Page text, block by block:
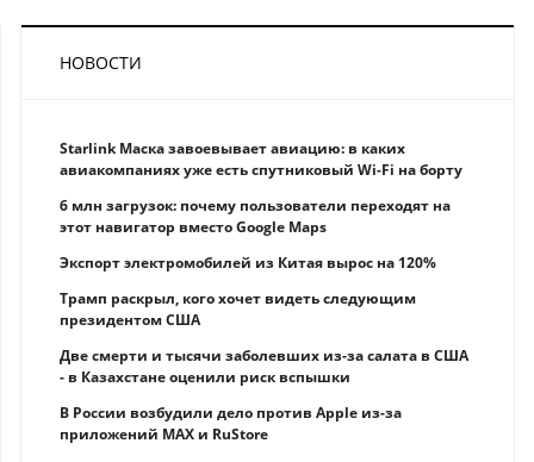
НОВОСТИ
Starlink Маска завоевывает авиацию: в каких
авиакомпаниях уже есть спутниковый Wi-Fi на борту
6 млн загрузок: почему пользователи переходят на
этот навигатор вместо Google Maps
Экспорт электромобилей из Китая вырос на 120%
Трамп раскрыл, кого хочет видеть следующим
президентом США
Две смерти и тысячи заболевших из-за салата в США
- в Казахстане оценили риск вспышки
В России возбудили дело против Apple из-за
приложений MAX и RuStore